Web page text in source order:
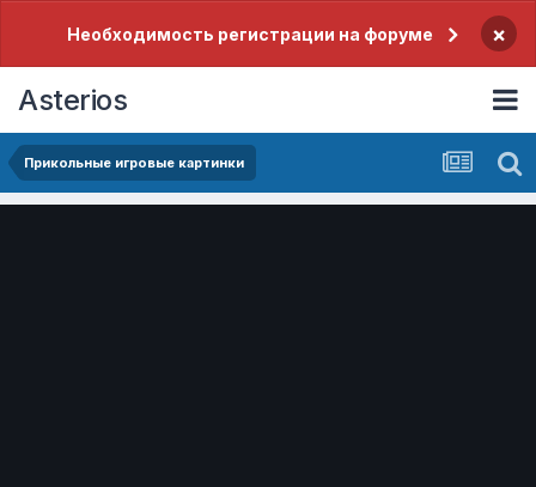
Необходимость регистрации на форуме ×
Asterios
Прикольные игровые картинки